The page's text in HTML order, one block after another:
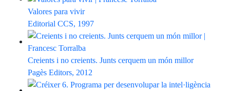
Valores para vivir
Editorial CCS, 1997
Creients i no creients. Junts cerquem un món millor
Pagès Editors, 2012